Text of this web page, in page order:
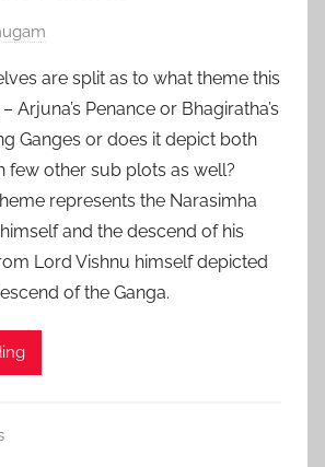
are split as to what theme this
Arjuna’s Penance or Bhagiratha’s
Ganges or does it depict both
few other sub plots as well?
represents the Narasimha
and the descend of his
Lord Vishnu himself depicted
of the Ganga.